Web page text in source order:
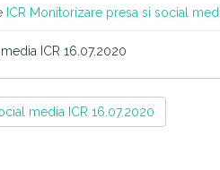
ICR Monitorizare presa si social
ICR 16.07.2020
media ICR 16.07.2020